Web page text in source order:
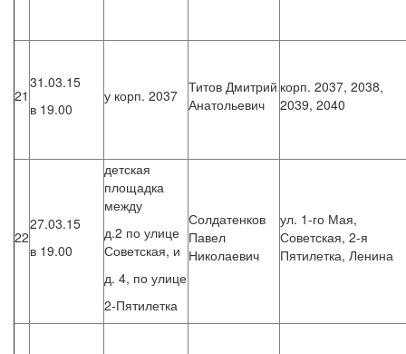
21
31.03.15
в 19.00
у корп. 2037 Титов Дмитрий
Анатольевич
корп. 2037, 2038,
2039, 2040
22
27.03.15
в 19.00
детская
площадка
между
д.2 по улице
Советская, и
д. 4, по улице
2-Пятилетка
Солдатенков
Павел
Николаевич
ул. 1-го Мая,
Советская, 2-я
Пятилетка, Ленина